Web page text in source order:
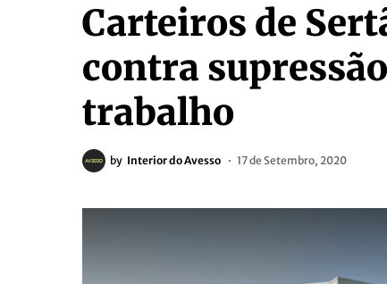
Carteiros de
contra
trabalho
by Interior do Avesso 17 de Setembro, 2020